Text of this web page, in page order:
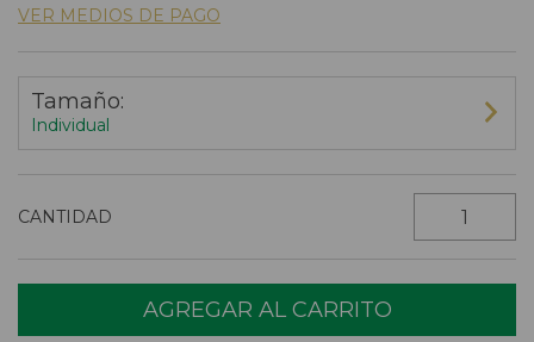
VER MEDIOS DE PAGO
Tamaño:
Individual
CANTIDAD